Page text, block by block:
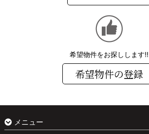
希望物件をお探しします!!
希望物件の登録
メニュー